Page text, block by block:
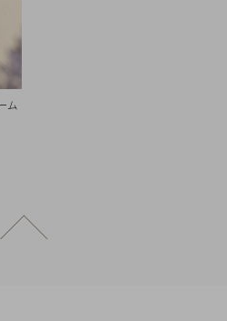
ム
ページトップへ戻る